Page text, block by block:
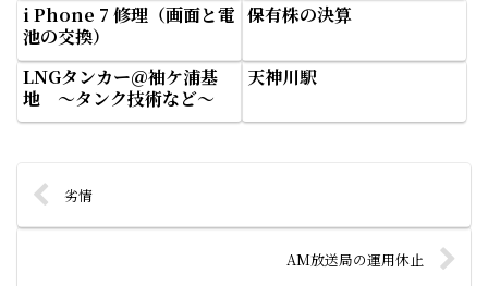
i Phone 7 修理（画面と電
池の交換）
保有株の決算
LNGタンカー＠袖ケ浦基
地 ～タンク技術など～
天神川駅
劣情
AM放送局の運用休止